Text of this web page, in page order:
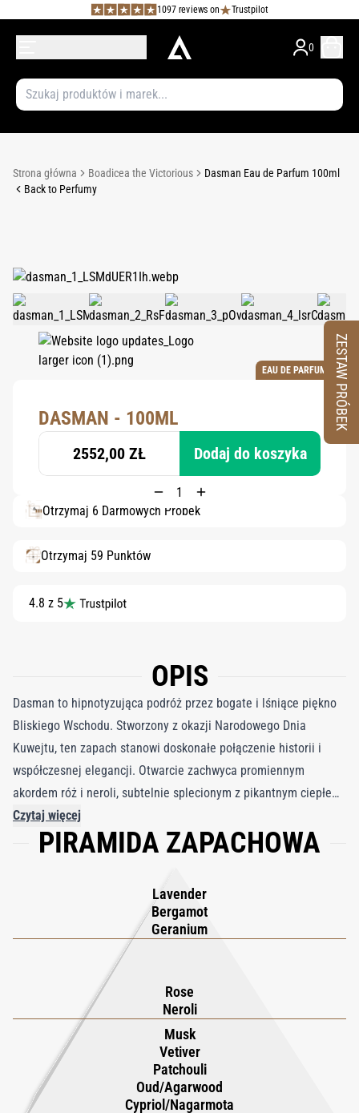
1097 reviews on Trustpilot
0
Strona główna Boadicea the Victorious
Dasman Eau de Parfum 100ml
Back to Perfumy
EAU DE PARFUM
DASMAN - 100ML
2552,00 ZŁ Dodaj do koszyka
Otrzymaj 6 Darmowych Próbek
Otrzymaj 59 Punktów
4.8 z 5
OPIS
Dasman to hipnotyzująca podróż przez bogate i lśniące piękno
Bliskiego Wschodu. Stworzony z okazji Narodowego Dnia
Kuwejtu, ten zapach stanowi doskonałe połączenie historii i
współczesnej elegancji. Otwarcie zachwyca promiennym
akordem róż i neroli, subtelnie splecionym z pikantnym ciepłem
szafranu oraz bergamotki. W sercu kompozycji ujawnia się
intensywna, luksusowa głębia, wzbogacona kambodżańskim
pionierskiego ducha królowej Boudiki, jak i luksusową esencję
tradycyjnego arabskiego perfumiarstwa. Zamknięty w
kunsztownie wykonanym flakonie, Dasman oferuje wyjątkowe
doznania zapachowe dla osób poszukujących kompozycji
łączącej ponadczasową klasę z nowoczesną energią.
Czytaj więcej
PIRAMIDA ZAPACHOWA
Lavender
Bergamot
Geranium
Rose
Neroli
Musk
Vetiver
Patchouli
Oud/Agarwood
Cypriol/Nagarmota
ZESTAW PRÓBEK